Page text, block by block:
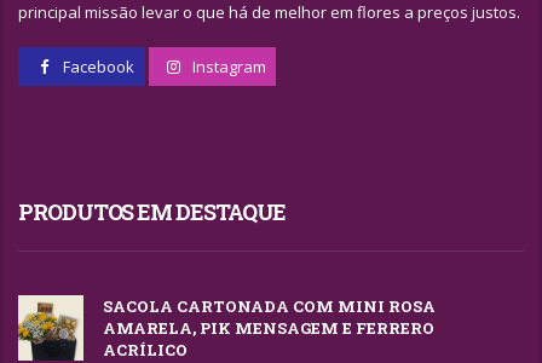
principal missão levar o que há de melhor em flores a preços justos.
Facebook Instagram
PRODUTOS EM DESTAQUE
SACOLA CARTONADA COM MINI ROSA
AMARELA, PIK MENSAGEM E FERRERO
ACRÍLICO